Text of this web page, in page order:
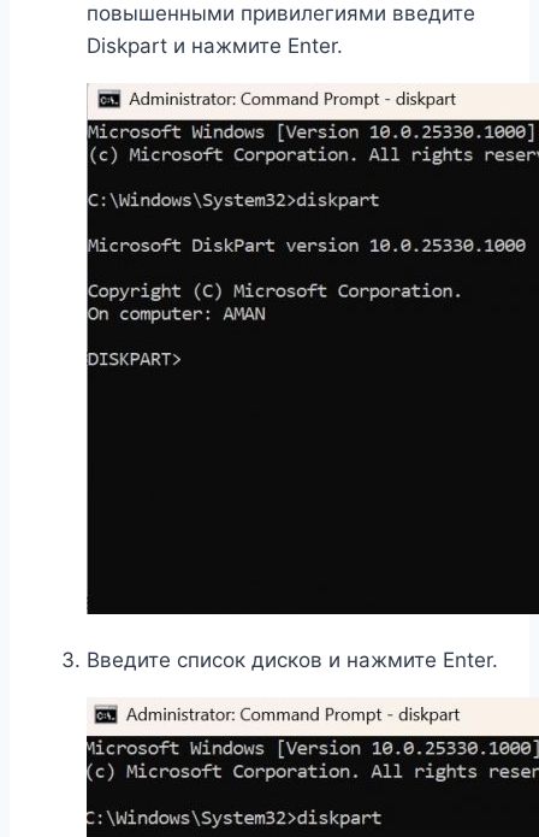
повышенными привилегиями введите
Diskpart и нажмите Enter.
Введите список дисков и нажмите Enter.